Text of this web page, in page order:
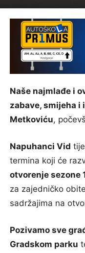
Naše najmlađe i
zabave, smijeha i
Metkoviću,
Napuhanci Vid
termina koji će
otvorenje sezone
za zajedničko
sadržajima na
Pozivamo sve
Gradskom parku